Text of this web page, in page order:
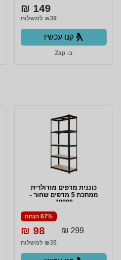
149 ₪
₪39 למשלוח
קנו עכשיו
ב- Zap
כוננית מדפים מודולרית
ממתכת 5 מדפים שחור -
10088
67% הנחה
299 ₪
98 ₪
₪35 למשלוח